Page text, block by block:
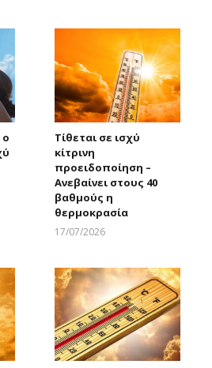
Τίθεται σε ισχύ
κίτρινη
προειδοποίηση –
Ανεβαίνει στους 40
βαθμούς η
θερμοκρασία
17/07/2026